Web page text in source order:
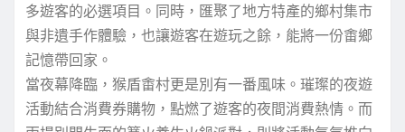
多遊客的必選項目。同時，匯聚了地方特產的鄉村集市
與非遺手作體驗，也讓遊客在遊玩之餘，能將一份畬鄉
記憶帶回家。
當夜幕降臨，猴盾畬村更是別有一番風味。璀璨的夜遊
活動結合消費券購物，點燃了遊客的夜間消費熱情。而